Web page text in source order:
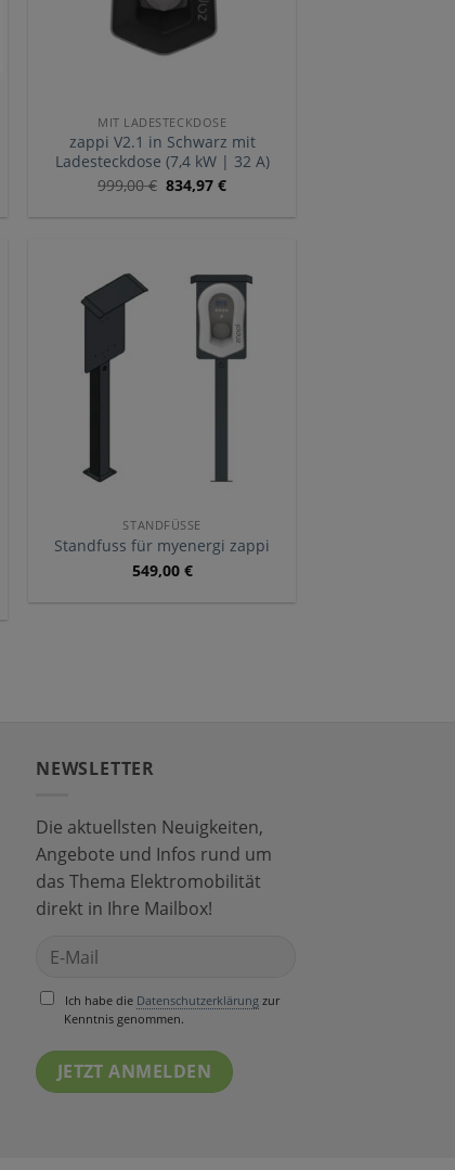
MIT LADESTECKDOSE
zappi V2.1 in Schwarz mit
Ladesteckdose (7,4 kW | 32 A)
999,00€ 834,97€
STANDFÜSSE
Standfuss für myenergi zappi
549,00 €
NEWSLETTER
Die aktuellsten Neuigkeiten,
Angebote und Infos rund um
das Thema Elektromobilität
direkt in Ihre Mailbox!
Ich habe die Datenschutzerklärungzur
Kenntnis genommen.